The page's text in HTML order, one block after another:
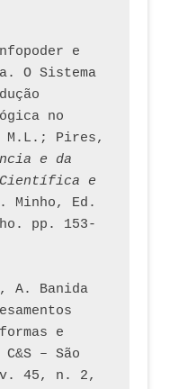
e
O Sistema
no
Pires,
e da
Científica e
. Minho, Ed.
pp. 153-
A. Banida
e
– São
v. 45, n. 2,